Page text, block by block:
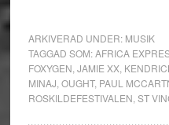
ARKIVERAD UNDER: MUSIK
TAGGAD SOM:AFRICA
FOXYGEN JAMIE XX,
MINAJ OUGHT, PAUL
ROSKILDEFESTIVALEN ST